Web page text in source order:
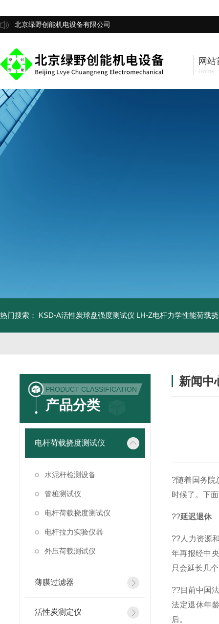
北京绿野创能机电设备有限公司
网站
Home
热门搜索： KSD-A活性炭球盘强度测试仪 LH-Z电杆力学性能荷载
PRODUCT CLASSIFICATION
产品分类
电杆荷载挠度测试仪
水泥杆检测设备
管桩测试仪
电杆荷载挠度测试仪
电杆拉力实验仪器
外压荷载测试仪
薄膜过滤器
活性炭测定仪
新闻中
?随着国务院
时候了。下
??延迟退休
??人力资源
年再报经中
只会延长几
??目前中国
法定退休年
后。